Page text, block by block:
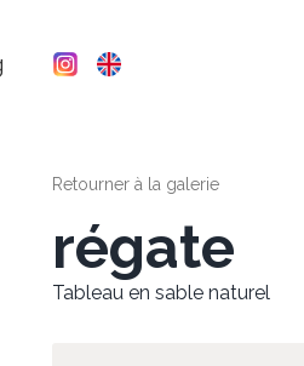
Retourner à la galerie
régate
Tableau en sable naturel